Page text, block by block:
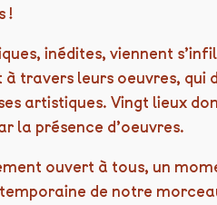
!
inédites, viennent
à travers leurs oeuvres, qui
artistiques. Vingt lieux
la présence d’oeuvres.
ouvert à tous, un
de notre